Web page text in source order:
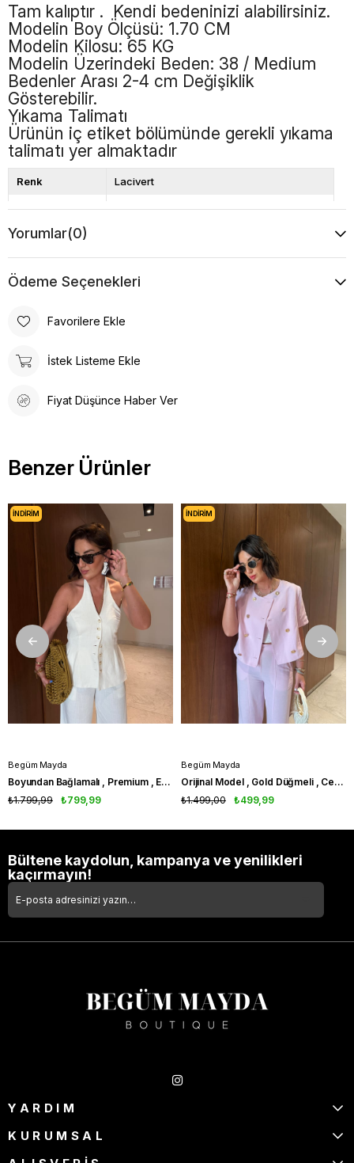
Tam kalıptır . Kendi bedeninizi alabilirsiniz.
Modelin Boy Ölçüsü: 1.70 CM
Modelin Kilosu: 65 KG
Modelin Üzerindeki Beden: 38 / Medium
Bedenler Arası 2-4 cm Değişiklik
Gösterebilir.
Yıkama Talimatı
Ürünün iç etiket bölümünde gerekli yıkama
talimatı yer almaktadır
Renk Lacivert
Boy Standart
Desen
Yorumlar(0)
Ödeme Seçenekleri
Favorilere Ekle
İstek Listeme Ekle
Fiyat Düşünce Haber Ver
Benzer Ürünler
Begüm Mayda
Boyundan Bağlamalı , Premium , Ekru , Pamuk Keten Takım
₺799,99
₺1.799,99
İNDIRIM
Begüm Mayda
Orijinal Model , Gold Düğmeli , Ceket & Pantolon , Pembe Takım
₺499,99
₺1.499,00
İNDIRIM
Bültene kaydolun, kampanya ve yenilikleri
kaçırmayın!
YARDIM
KURUMSAL